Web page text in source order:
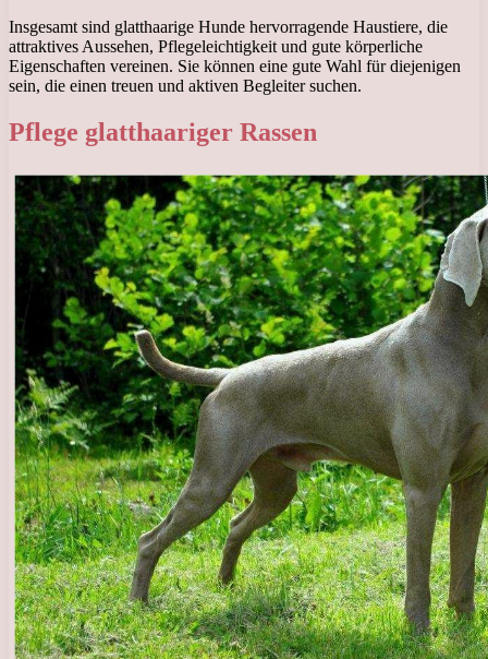
Insgesamt sind glatthaarige Hunde hervorragende Haustiere, die
attraktives Aussehen, Pflegeleichtigkeit und gute körperliche
Eigenschaften vereinen. Sie können eine gute Wahl für diejenigen
sein, die einen treuen und aktiven Begleiter suchen.
Pflege glatthaariger Rassen